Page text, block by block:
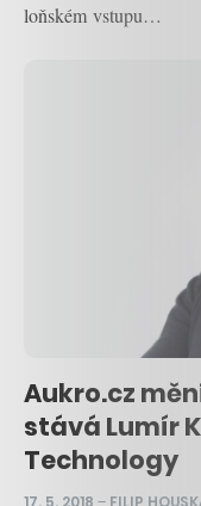
loňském vstupu…
Aukro.cz
stává Lumír
Technology
17. 5. 2018 – FILIP